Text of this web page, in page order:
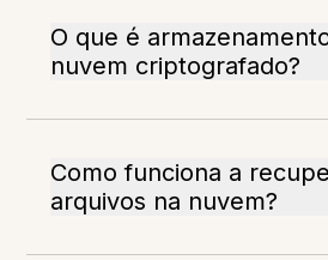
O que é
nuvem criptografado?
Como funciona a
arquivos na nuvem?